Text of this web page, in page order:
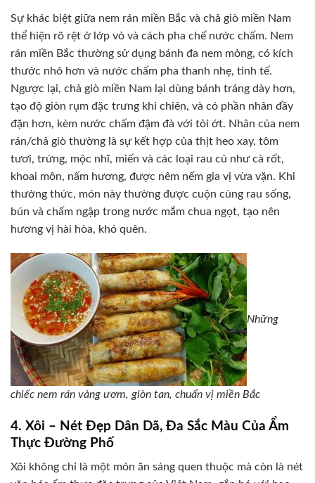
Sự khác biệt giữa nem rán miền Bắc và chả giò miền Nam
thể hiện rõ rệt ở lớp vỏ và cách pha chế nước chấm. Nem
rán miền Bắc thường sử dụng bánh đa nem mỏng, có kích
thước nhỏ hơn và nước chấm pha thanh nhẹ, tinh tế.
Ngược lại, chả giò miền Nam lại dùng bánh tráng dày hơn,
tạo độ giòn rụm đặc trưng khi chiên, và có phần nhân đầy
đặn hơn, kèm nước chấm đậm đà với tỏi ớt. Nhân của nem
rán/chả giò thường là sự kết hợp của thịt heo xay, tôm
tươi, trứng, mộc nhĩ, miến và các loại rau củ như cà rốt,
khoai môn, nấm hương, được nêm nếm gia vị vừa vặn. Khi
thưởng thức, món này thường được cuộn cùng rau sống,
bún và chấm ngập trong nước mắm chua ngọt, tạo nên
hương vị hài hòa, khó quên.
Những
chiếc nem rán vàng ươm, giòn tan, chuẩn vị miền Bắc
4. Xôi – Nét Đẹp Dân Dã, Đa Sắc Màu Của Ẩm
Thực Đường Phố
Xôi không chỉ là một món ăn sáng quen thuộc mà còn là nét